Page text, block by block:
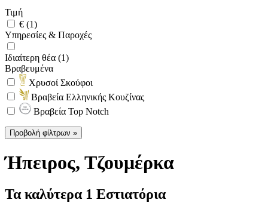
Τιμή
€ (1)
Υπηρεσίες & Παροχές
Ιδιαίτερη θέα (1)
Βραβευμένα
Χρυσοί Σκούφοι
Βραβεία Ελληνικής Κουζίνας
Βραβεία Top Notch
Προβολή φίλτρων »
Ήπειρος, Τζουμέρκα
Τα καλύτερα 1 Εστιατόρια